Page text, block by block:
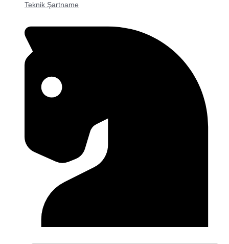
Teknik Şartname